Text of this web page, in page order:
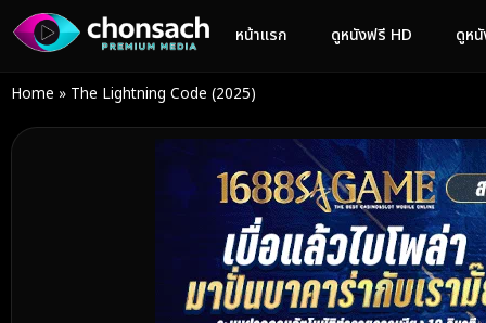
หน้าแรก ดูหนังฟรี HD ดูห
Home » The Lightning Code (2025)